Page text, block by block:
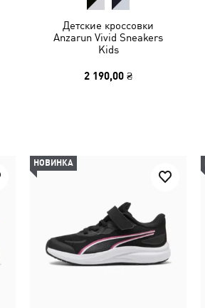
Детские кроссовки
Anzarun Vivid Sneakers
Kids
2 190,00 ₴
НОВИНКА